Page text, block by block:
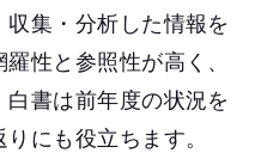
集・分析した情報を
性と参照性が高く、
書は前年度の状況を
にも役立ちます。